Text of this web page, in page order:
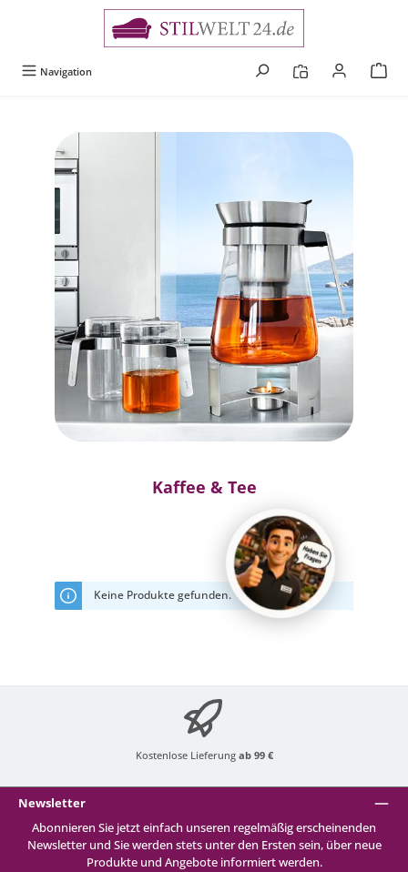
Navigation
Kaffee & Tee
Keine Produkte gefunden.
Kostenlose Lieferung ab 99 €
Newsletter
Abonnieren Sie jetzt einfach unseren regelmäßig erscheinenden
Newsletter und Sie werden stets unter den Ersten sein, über neue
Produkte und Angebote informiert werden.